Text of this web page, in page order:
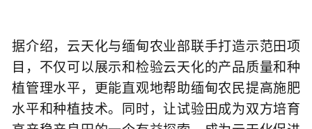
据介绍，云天化与缅甸农业部联手打造示范田项
目，不仅可以展示和检验云天化的产品质量和种
植管理水平，更能直观地帮助缅甸农民提高施肥
水平和种植技术。同时，让试验田成为双方培育